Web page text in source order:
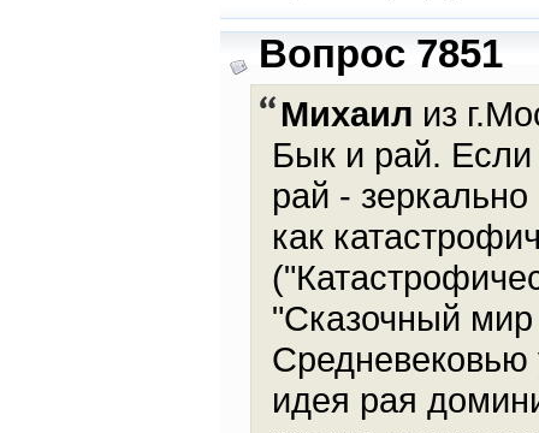
Вопрос 7851
Михаил из
Бык и рай. Если
рай -
как
"Сказочный
Средневековью
идея рая